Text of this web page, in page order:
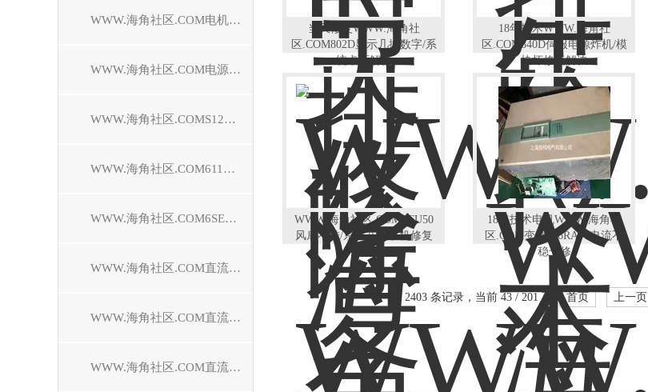
WWW.海角社区.COM电机模块维修
WWW.海角社区.COM电源模块维修
WWW.海角社区.COMS120驱动器维修
WWW.海角社区.COM611驱动器维修
WWW.海角社区.COM6SE70驱动器维修
WWW.海角社区.COM直流调速装置维修
WWW.海角社区.COM直流控制器维修
WWW.海角社区.COM直流驱动器维修
当天修复WWW.海角社
区.COM802D显示几排数字/系
统卡死解决
18年技术WWW.海角社
区.COM840D伺服电源炸机/模
块坏修复解决
WWW.海角社区.COMPCU50
风扇不转/系统开不了机修复
18年技术电机WWW.海角社
区.COM变频器6RA70电流不
稳专修
共 2403 条记录，当前 43 / 201 页 首页 上一页